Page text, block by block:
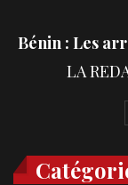
Bénin : Les